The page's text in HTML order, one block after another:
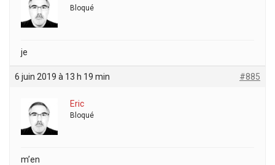
Bloqué
je
6 juin 2019 à 13 h 19 min #885
Eric
Bloqué
m’en